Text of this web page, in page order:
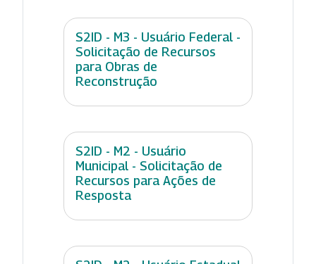
S2ID - M3 - Usuário Federal -
Solicitação de Recursos
para Obras de
Reconstrução
S2ID - M2 - Usuário
Municipal - Solicitação de
Recursos para Ações de
Resposta